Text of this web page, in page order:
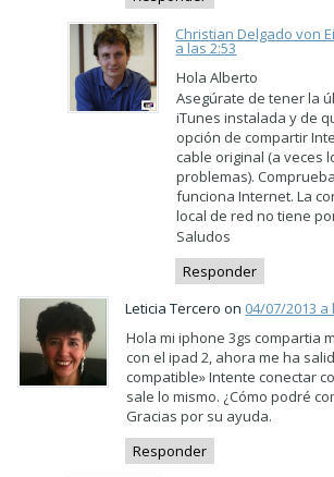
Christian Delgado von
a las 2:53
Hola Alberto
Asegúrate de tener la
iTunes instalada y de
opción de compartir
cable original (a veces
problemas).
funciona Internet. La
local de red no tiene
Saludos
Responder
Leticia Tercero on 04/07/2013 a
Hola mi iphone 3gs compartia
con el ipad 2, ahora me ha
compatible» Intente conectar
sale lo mismo. ¿Cómo podré
Gracias por su ayuda.
Responder